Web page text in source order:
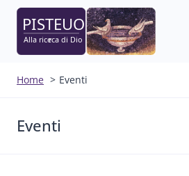
Salta
contenuto
Home Eventi
Eventi